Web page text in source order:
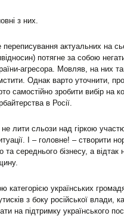
з них.
актуальних на
потягне за собою
агресора. Мовляв, на них
Однак варто уточнити,
самостійно зробити вибір на
в Росії.
лити сльози над гіркою
І – головне! – створити
середнього бізнесу, а відтак
категорією українських
з боку російської влади,
на підтримку українського